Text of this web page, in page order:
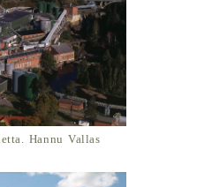
Hannu Vallas